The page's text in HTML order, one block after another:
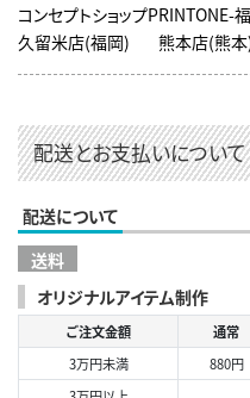
コンセプトショップPRINTONE-
久留米店(福岡)
熊本店(熊
配送とお支払いについて
配送について
送料
オリジナルアイテム制作
ご注文金額 通常
3万円未満
880円